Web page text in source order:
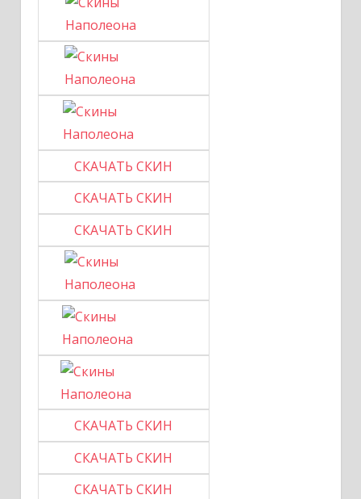
СКАЧАТЬ СКИН
СКАЧАТЬ СКИН
СКАЧАТЬ СКИН
СКАЧАТЬ СКИН
СКАЧАТЬ СКИН
СКАЧАТЬ СКИН